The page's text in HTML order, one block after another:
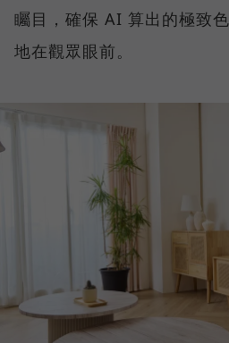
矚目，確保 AI 算出的極致
地在觀眾眼前。